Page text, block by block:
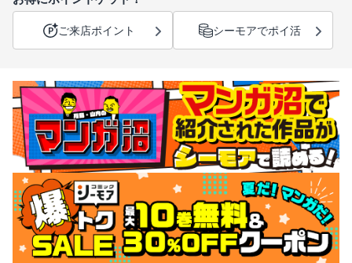
ご来店ポイント シーモアでポイ活